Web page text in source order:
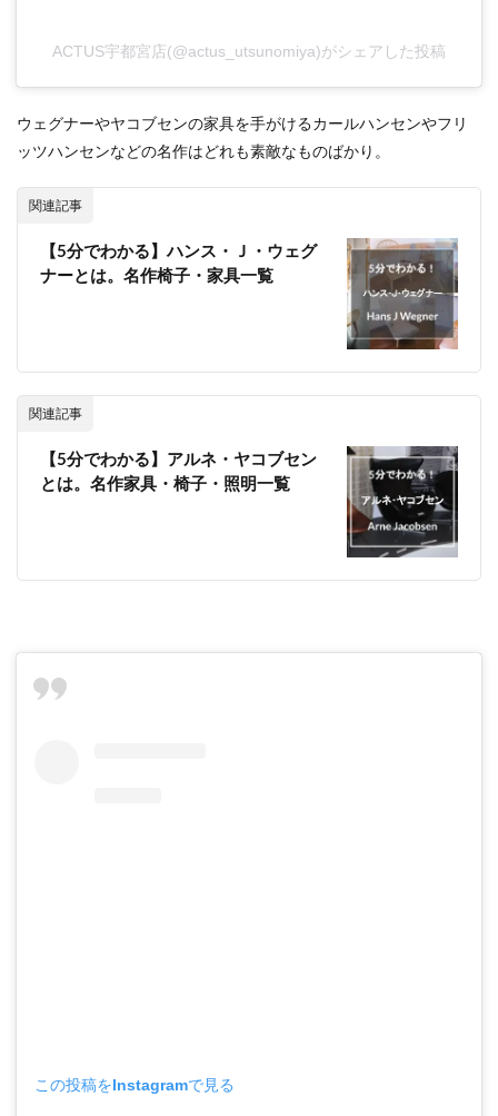
ACTUS宇都宮店(@actus_utsunomiya)がシェアした投稿
ウェグナーやヤコブセンの家具を手がけるカールハンセンやフリ
ッツハンセンなどの名作はどれも素敵なものばかり。
関連記事
【5分でわかる】ハンス・Ｊ・ウェグ
ナーとは。名作椅子・家具一覧
関連記事
【5分でわかる】アルネ・ヤコブセン
とは。名作家具・椅子・照明一覧
この投稿をInstagramで見る